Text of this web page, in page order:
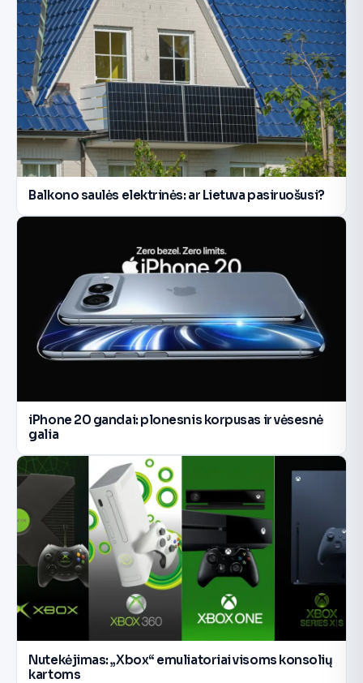
Balkono saulės elektrinės: ar Lietuva pasiruošusi?
iPhone 20 gandai: plonesnis korpusas ir vėsesnė
galia
Nutekėjimas: „Xbox“ emuliatoriai visoms konsolių
kartoms